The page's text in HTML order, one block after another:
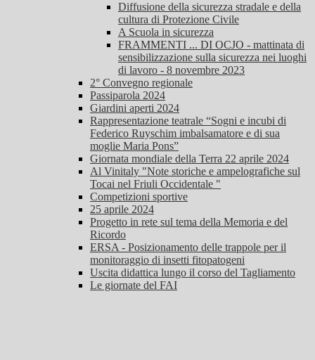
Diffusione della sicurezza stradale e della
cultura di Protezione Civile
A Scuola in sicurezza
FRAMMENTI ... DI OCJO - mattinata di
sensibilizzazione sulla sicurezza nei luoghi
di lavoro - 8 novembre 2023
2° Convegno regionale
Passiparola 2024
Giardini aperti 2024
Rappresentazione teatrale “Sogni e incubi di
Federico Ruyschim imbalsamatore e di sua
moglie Maria Pons”
Giornata mondiale della Terra 22 aprile 2024
Al Vinitaly "Note storiche e ampelografiche sul
Tocai nel Friuli Occidentale "
Competizioni sportive
25 aprile 2024
Progetto in rete sul tema della Memoria e del
Ricordo
ERSA - Posizionamento delle trappole per il
monitoraggio di insetti fitopatogeni
Uscita didattica lungo il corso del Tagliamento
Le giornate del FAI